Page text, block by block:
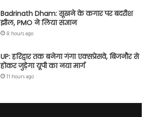
Badrinath Dham: सूखने के कगार पर बदरीश
झील, PMO ने लिया संज्ञान
8 hours ago
UP: हरिद्वार तक बनेगा गंगा एक्सप्रेसवे, बिजनौर से
होकर जुड़ेगा यूपी का नया मार्ग
11 hours ago